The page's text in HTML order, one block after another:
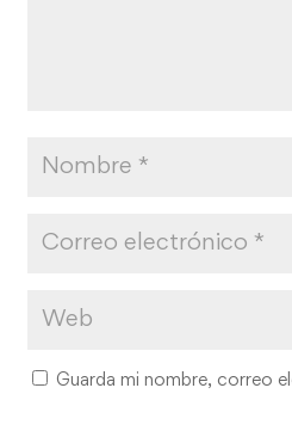
Guarda mi nombre, correo